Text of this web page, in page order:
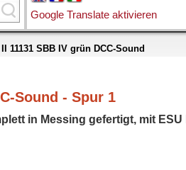
Google Translate aktivieren
11131 SBB IV grün DCC-Sound
Sound - Spur 1
in Messing gefertigt, mit